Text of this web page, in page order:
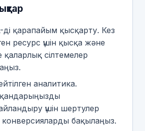
ді қарапайым қысқарту. Кез
ресурс үшін қысқа және
қаларлық сілтемелер
аналитика.
үшін шертулер
бақылаңыз.